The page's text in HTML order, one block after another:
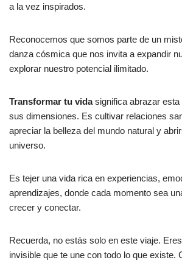
a la vez inspirados.
Reconocemos que somos parte de un
danza cósmica que nos invita a expandir
explorar nuestro potencial ilimitado.
Transformar tu vidasignifica abrazar esta
sus dimensiones. Es cultivar relaciones
apreciar la belleza del mundo natural y
universo.
Es tejer una vida rica en experiencias,
aprendizajes, donde cada momento sea
crecer y conectar.
Recuerda, no estás solo en este viaje.
invisible que te une con todo lo que existe.